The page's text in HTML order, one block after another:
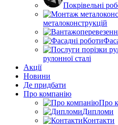
Покрівельні
металоконструкцій
рулонної сталі
Акції
Новини
Де придбати
Про компанію
Про
Дипломи
Контакти